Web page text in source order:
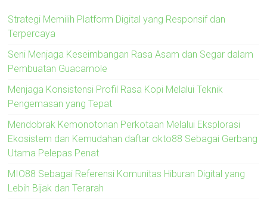
Strategi Memilih Platform Digital yang Responsif dan
Terpercaya
Seni Menjaga Keseimbangan Rasa Asam dan Segar dalam
Pembuatan Guacamole
Menjaga Konsistensi Profil Rasa Kopi Melalui Teknik
Pengemasan yang Tepat
Mendobrak Kemonotonan Perkotaan Melalui Eksplorasi
Ekosistem dan Kemudahan daftar okto88 Sebagai Gerbang
Utama Pelepas Penat
MIO88 Sebagai Referensi Komunitas Hiburan Digital yang
Lebih Bijak dan Terarah